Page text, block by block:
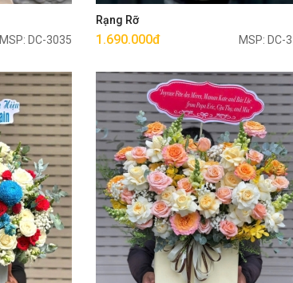
MSP: DC-3035
Rạng Rỡ
1.690.000đ MSP: DC-